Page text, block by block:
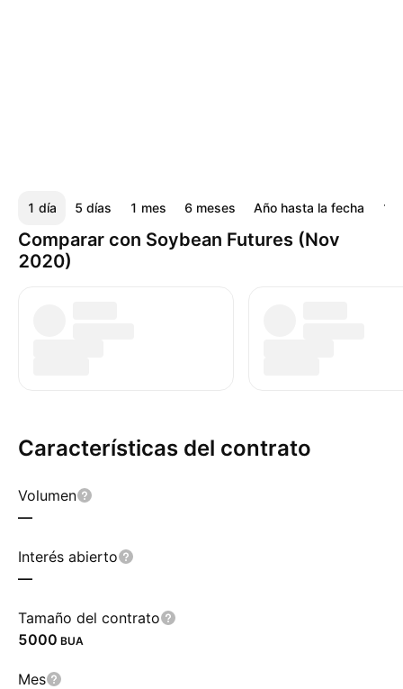
1 día 5 días 1 mes 6 meses Año hasta la fecha 1
Comparar con Soybean Futures (Nov
2020)
Características del contrato
Volumen
—
Interés abierto
—
Tamaño del contrato
5000 BUA
Mes